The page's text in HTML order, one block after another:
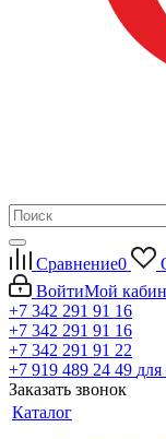
Сравнение0
ВойтиМой
+7 342 291 91 16
+7 342 291 91 16
+7 342 291 91 22
+7 919 489 24 49
Заказать звонок
Каталог